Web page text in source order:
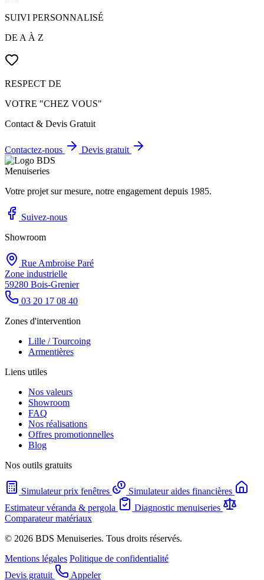
SUIVI PERSONNALISÉ
DE A À Z
RESPECT DE
VOTRE "CHEZ VOUS"
Contact & Devis Gratuit
Contactez-nous Devis gratuit
Votre projet sur mesure, notre engagement depuis 1985.
Suivez-nous
Showroom
Rue Ambroise Paré
Zone industrielle
59280 Bois-Grenier
03 20 17 08 40
Zones d'intervention
Lille / Tourcoing
Armentières
Liens utiles
Nos valeurs
Showroom
FAQ
Nos réalisations
Offres promotionnelles
Blog
Nos outils gratuits
Simulateur prix fenêtres
Simulateur aides financières
Estimateur véranda & pergola
Diagnostic menuiseries
Comparateur matériaux
© 2026 BDS Menuiseries. Tous droits réservés.
Mentions légales Politique de confidentialité
Devis gratuit
Appeler